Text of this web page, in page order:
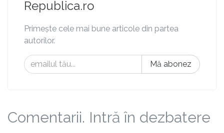
Republica.ro
Primește cele mai bune articole din partea
autorilor.
Mă abonez
Comentarii. Intră în dezbatere